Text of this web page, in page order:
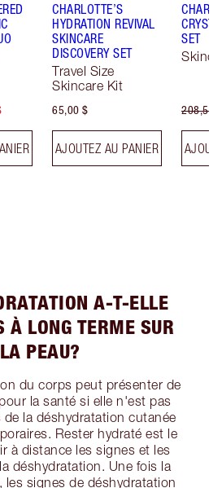
CHARLOTTE’S
HYDRATION REVIVAL
SKINCARE
DISCOVERY SET
Travel Size
Skincare Kit
65,00 $
AJOUTEZ AU PANIER
SET
208,50
A-T-ELLE
À LONG TERME SUR
LA PEAU?
du corps peut présenter de
la santé si elle n'est pas
de la déshydratation cutanée
Rester hydraté est le
à distance les signes et les
déshydratation. Une fois la
les signes de déshydratation